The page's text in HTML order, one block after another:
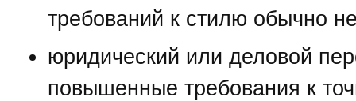
требований к стилю обычно
юридический или деловой
повышенные требования к